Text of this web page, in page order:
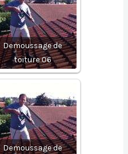
Demoussage de
toiture 06
Demoussage de